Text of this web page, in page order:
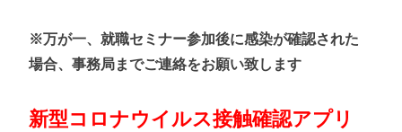
※万が一、就職セミナー参加後に感染が確認された
場合、事務局までご連絡をお願い致します
新型コロナウイルス接触確認アプリ